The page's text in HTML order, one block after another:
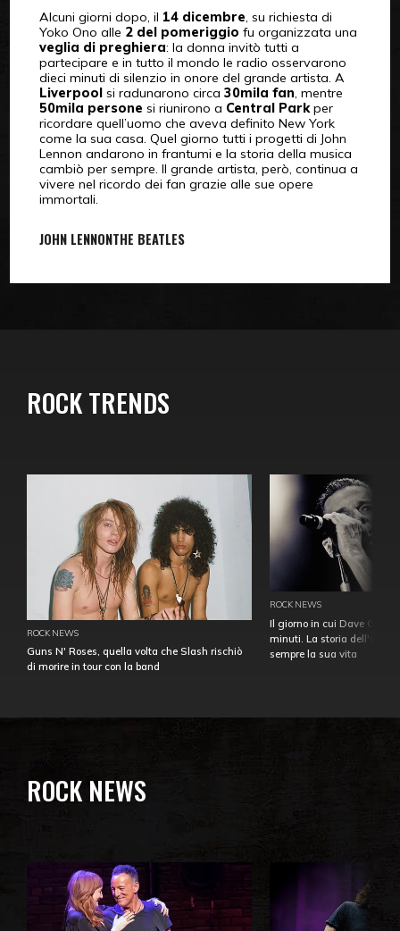
Alcuni giorni dopo, il 14 dicembre, su richiesta di
Yoko Ono alle 2 del pomeriggio fu organizzata una
veglia di preghiera: la donna invitò tutti a
partecipare e in tutto il mondo le radio osservarono
dieci minuti di silenzio in onore del grande artista. A
Liverpool si radunarono circa 30mila fan, mentre
50mila persone si riunirono a Central Parkper
ricordare quell’uomo che aveva definito New York
come la sua casa. Quel giorno tutti i progetti di John
Lennon andarono in frantumi e la storia della musica
cambiò per sempre. Il grande artista, però, continua a
vivere nel ricordo dei fan grazie alle sue opere
immortali.
JOHN LENNONTHE BEATLES
ROCK TRENDS
ROCK NEWS
Guns N' Roses, quella volta che Slash rischiò
di morire in tour con la band
ROCK NEWS
Il giorno in cui Dave
minuti. La storia
sempre la sua vita
ROCK NEWS